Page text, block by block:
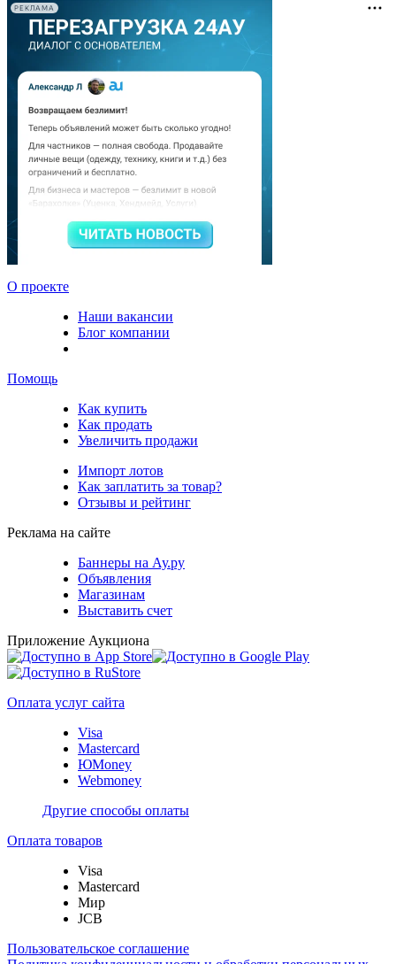
РЕКЛАМА
О проекте
Наши вакансии
Блог компании
Помощь
Как купить
Как продать
Увеличить продажи
Импорт лотов
Как заплатить за товар?
Отзывы и рейтинг
Реклама на сайте
Баннеры на Ау.ру
Объявления
Магазинам
Выставить счет
Приложение Аукциона
Оплата услуг сайта
Visa
Mastercard
ЮMoney
Webmoney
Другие способы оплаты
Оплата товаров
Visa
Mastercard
Мир
JCB
Пользовательское соглашение